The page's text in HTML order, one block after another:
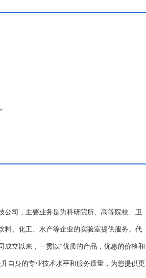
公司，主要业务是为科研院所、高等院校、卫
料、化工、水产等企业的实验室提供服务。代
立以来，一贯以“优质的产品，优惠的价格和
自身的专业技术水平和服务质量，为您提供更